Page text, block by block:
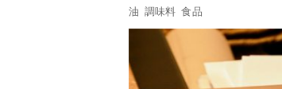
油 調味料 食品